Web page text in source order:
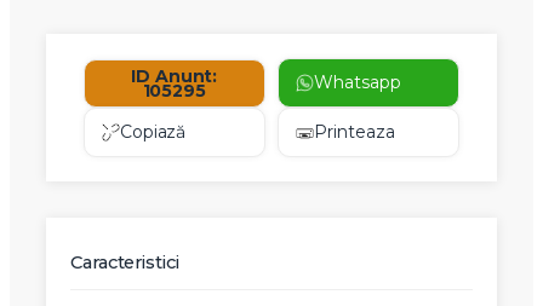
ID Anunt:
105295 Whatsapp
Copiază Printeaza
Caracteristici